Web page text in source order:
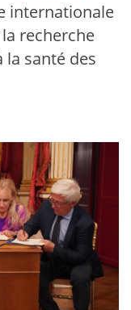
internationale
recherche
la santé des